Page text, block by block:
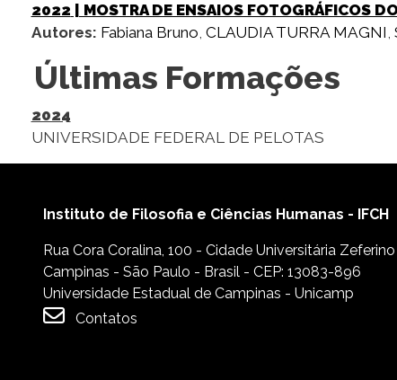
2022 | MOSTRA DE ENSAIOS FOTOGRÁFICOS
Autores: Fabiana Bruno, CLAUDIA TURRA MAGNI,
Últimas Formações
2024
UNIVERSIDADE FEDERAL DE PELOTAS
Instituto de Filosofia e Ciências Humanas - IFCH
Rua Cora Coralina, 100 - Cidade Universitária
Campinas - São Paulo - Brasil - CEP: 13083-896
Universidade Estadual de Campinas - Unicamp
Contatos